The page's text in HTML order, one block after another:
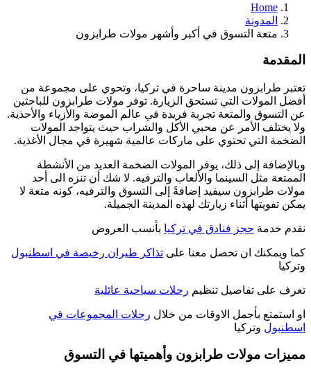
Home
المدونة
متعة التسوق في أكبر وأشهر مولات طرابزون
المقدمة
تعتبر طرابزون مدينة ساحرة في تركيا، وتحوي على مجموعة من
أفضل المولات التي تستحق الزيارة. توفر مولات طرابزون للباحثين
عن التسوق والمتعة تجربة فريدة في عالم الموضة والأزياء والأحذية.
ولا يختلف الأمر عن محبي الأكل والشراب حيث يتواجد المولات
الضخمة التي تحتوي على ماركات عالمية شهيرة في مجال الأغذية.
وبالإضافة إلى ذلك، يوفر المولات الضخمة العديد من الأنشطة
الممتعة مثل السينما والألعاب والترفيه. لا شك أن تنزه الى أحد
مولات طرابزون سيفيد إضافةً إلى التسوق والترفيه، كونه متعة لا
يمكن تفويتها أثناء زيارتك لهذه المدينة الجميلة.
نقدم خدمة حجز فنادق في تركيا بأنسب العروض
كما ويمكنك ان تحصل معنا على تذاكر طيران رخيصة في اسطنبول
وتركيا
تعرف على تفاصيل تنظيم رحلات سياحية عائلية
او استمتع بأجمل الاوقات من خلال رحلات المجموعات في
اسطنبول وتركيا
مميزات مولات طرابزون وأهميتها في التسوق